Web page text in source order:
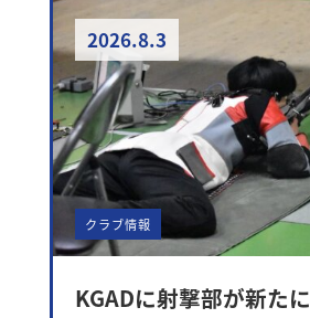
2026.8.3
クラブ情報
KGADに射撃部が新た